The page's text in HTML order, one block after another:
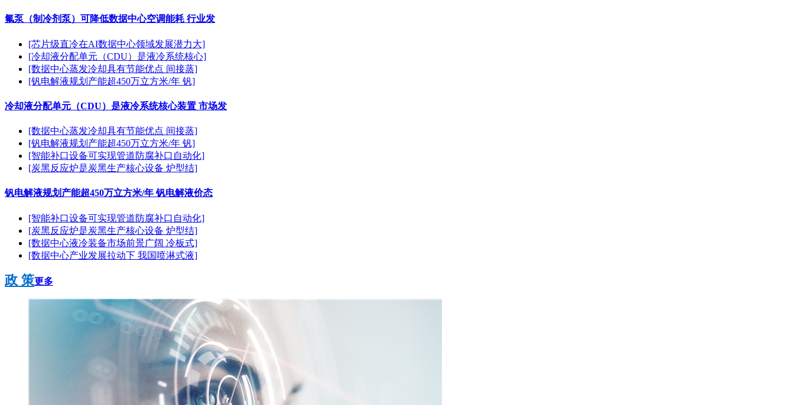
氟泵（制冷剂泵）可降低数据中心空调能耗 行业发
[芯片级直冷在AI数据中心领域发展潜力大]
[冷却液分配单元（CDU）是液冷系统核心]
[数据中心蒸发冷却具有节能优点 间接蒸]
[钒电解液规划产能超450万立方米/年 钒]
冷却液分配单元（CDU）是液冷系统核心装置 市场发
[数据中心蒸发冷却具有节能优点 间接蒸]
[钒电解液规划产能超450万立方米/年 钒]
[智能补口设备可实现管道防腐补口自动化]
[炭黑反应炉是炭黑生产核心设备 炉型结]
钒电解液规划产能超450万立方米/年 钒电解液价态
[智能补口设备可实现管道防腐补口自动化]
[炭黑反应炉是炭黑生产核心设备 炉型结]
[数据中心液冷装备市场前景广阔 冷板式]
[数据中心产业发展拉动下 我国喷淋式液]
政 策更多